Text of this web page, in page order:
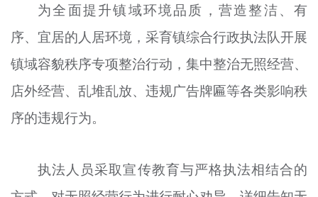
文明评论
北京宣传文化引导基金
宣传思想文化人才
专题
+
为全面提升镇域环境品质，营造整洁、有
序、宜居的人居环境，采育镇综合行政执法队开展
镇域容貌秩序专项整治行动，集中整治无照经营、
店外经营、乱堆乱放、违规广告牌匾等各类影响秩
序的违规行为。
执法人员采取宣传教育与严格执法相结合的